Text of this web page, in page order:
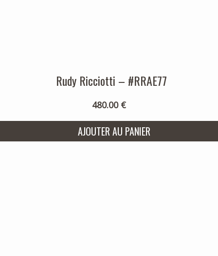
Rudy Ricciotti – #RRAE77
480.00 €
AJOUTER AU PANIER